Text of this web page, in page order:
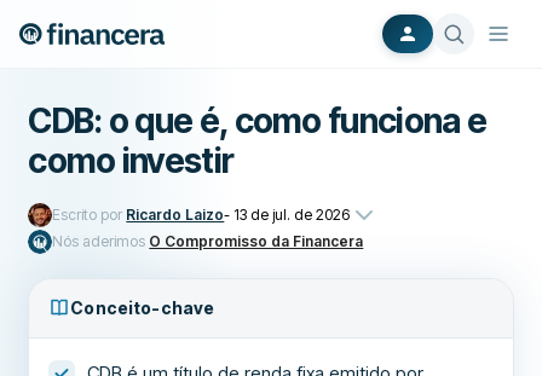
CDB: o que é, como funciona e
como investir
Escrito por Ricardo Laizo- 13 de jul. de 2026
Nós aderimos O Compromisso da Financera
Conceito-chave